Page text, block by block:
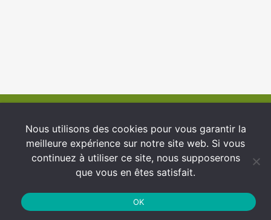
Nous utilisons des cookies pour vous garantir la
meilleure expérience sur notre site web. Si vous
continuez à utiliser ce site, nous supposerons
que vous en êtes satisfait.
OK
Conditions générales d’utilisation
Protection des Données